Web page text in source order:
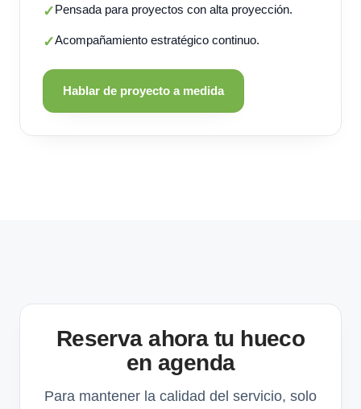
✓Pensada para proyectos con alta proyección.
✓Acompañamiento estratégico continuo.
Hablar de proyecto a medida
Reserva ahora tu hueco
en agenda
Para mantener la calidad del servicio, solo